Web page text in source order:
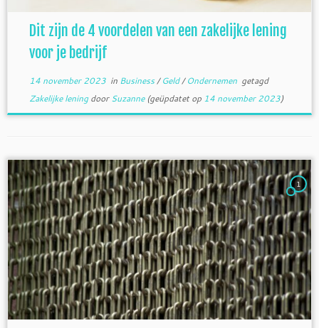
Dit zijn de 4 voordelen van een zakelijke lening
voor je bedrijf
14 november 2023in Business/Geld/Ondernemen getagd
Zakelijke leningdoorSuzanne(geüpdatet op 14 november 2023)
1